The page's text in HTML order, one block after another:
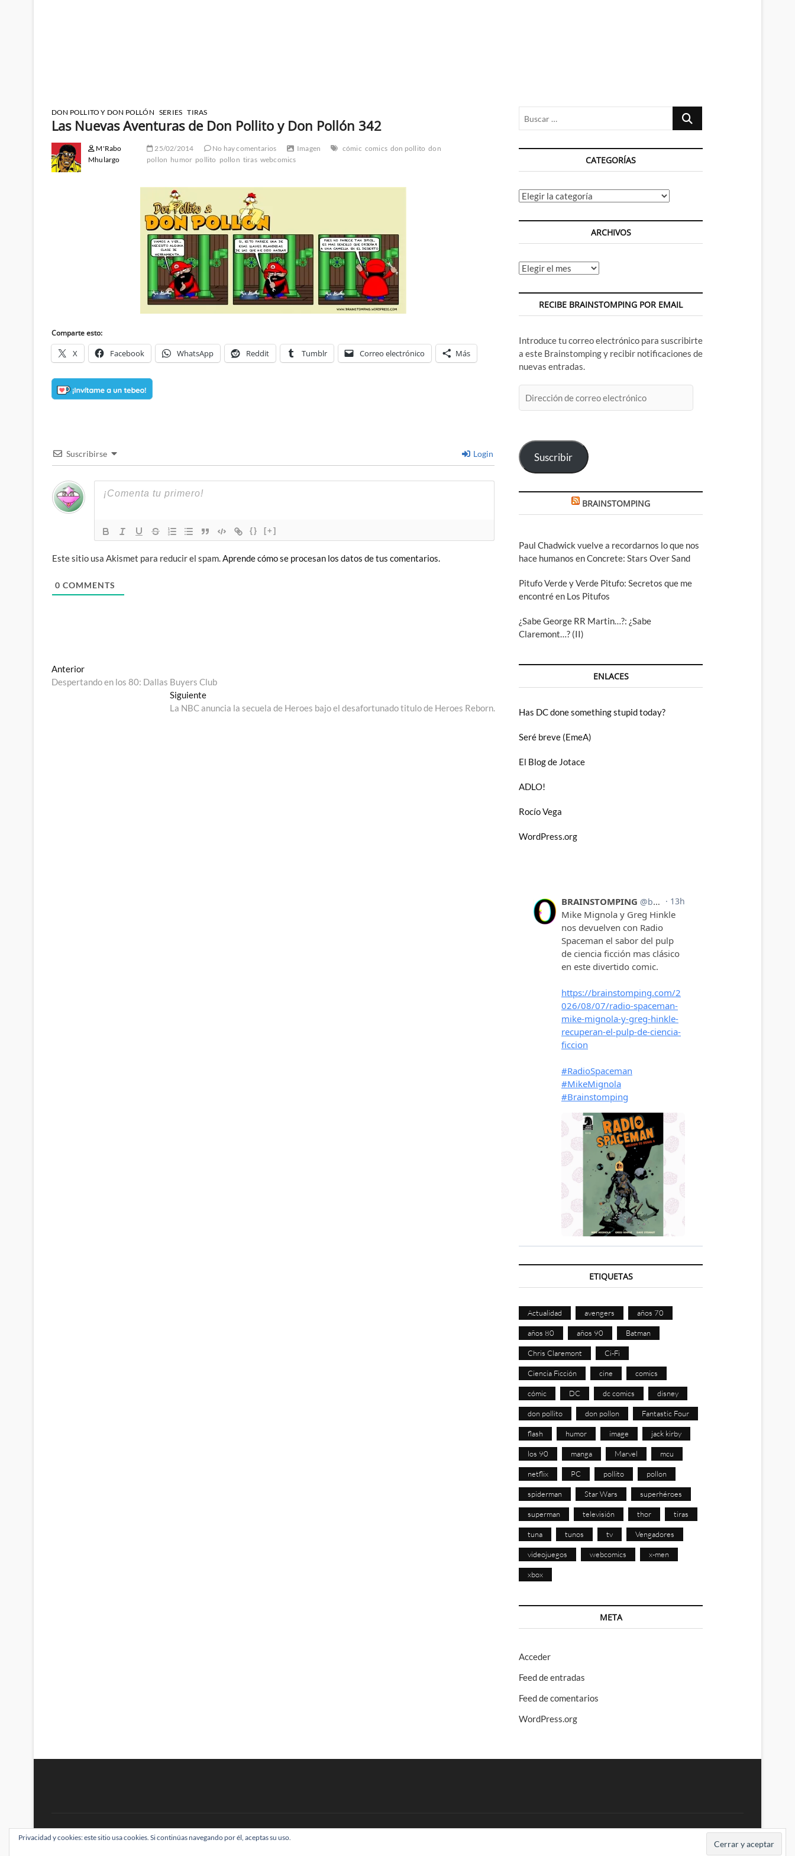
DON POLLITO Y DON POLLÓN SERIES TIRAS
Las Nuevas Aventuras de Don Pollito y Don Pollón 342
M'Rabo
Mhulargo
25/02/2014 No hay comentarios Imagen cómic comics don pollito don
pollon humor pollito pollon tiras webcomics
Comparte esto:
X Facebook WhatsApp Reddit Tumblr Correo electrónico Más
Suscribirse Login
{} [+]
Este sitio usa Akismet para reducir el spam.Aprende cómo se procesan los datos de tus comentarios.
0 COMMENTS
Navegación
de
AnteriorEntrada
anterior:
Despertando en los 80: Dallas Buyers Club
SiguienteEntrada
siguiente:
La NBC anuncia la secuela de Heroes bajo el desafortunado titulo de Heroes Reborn.
Buscar
CATEGORÍAS
Categorías
ARCHIVOS
Archivos
RECIBE BRAINSTOMPING POR EMAIL
Introduce tu correo electrónico para suscribirte
a este Brainstomping y recibir notificaciones de
nuevas entradas.
de
Suscribir
BRAINSTOMPING
Paul Chadwick vuelve a recordarnos lo que nos
hace humanos en Concrete: Stars Over Sand
Pitufo Verde y Verde Pitufo: Secretos que me
encontré en Los Pitufos
¿Sabe George RR Martin…?: ¿Sabe
Claremont…? (II)
ENLACES
Has DC done something stupid today?
Seré breve (EmeA)
El Blog de Jotace
ADLO!
Rocío Vega
WordPress.org
ETIQUETAS
Actualidad avengers años 70
años 80 años 90 Batman
Chris Claremont Ci-Fi
Ciencia Ficción cine comics
cómic DC dc comics disney
don pollito don pollon Fantastic Four
flash humor image jack kirby
los 90 manga Marvel mcu
netflix PC pollito pollon
spiderman Star Wars superhéroes
superman televisión thor tiras
tuna tunos tv Vengadores
videojuegos webcomics x-men
xbox
META
Acceder
Feed de entradas
Feed de comentarios
WordPress.org
BRAINSTOMPING| Diseñado por:Theme Freesia|WordPress| © Todos los derechos reservados
Privacidad y cookies: este sitio usa cookies. Si continúas navegando por él, aceptas su uso.